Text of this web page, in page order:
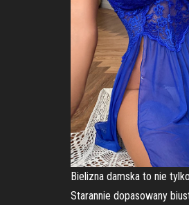
Bielizna damska to nie
Starannie dopasowany